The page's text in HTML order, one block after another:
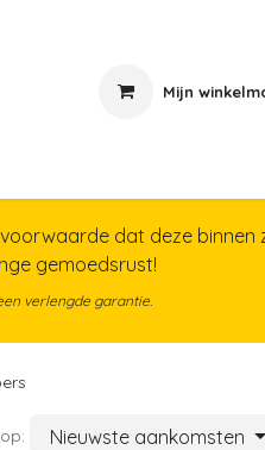
Mijn
dat deze binnen
gemoedsrust!
verlengde garantie.
Nieuwste aankomsten